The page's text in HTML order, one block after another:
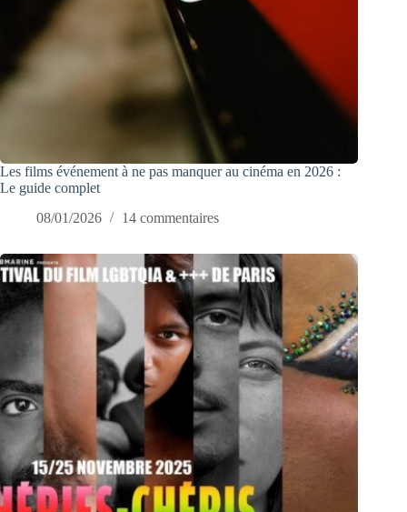
Les films événement à ne pas manquer au cinéma en 2026 :
Le guide complet
08/01/2026
14 commentaires